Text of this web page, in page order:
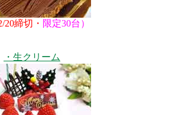
締切・ 限定30台）
・生クリーム